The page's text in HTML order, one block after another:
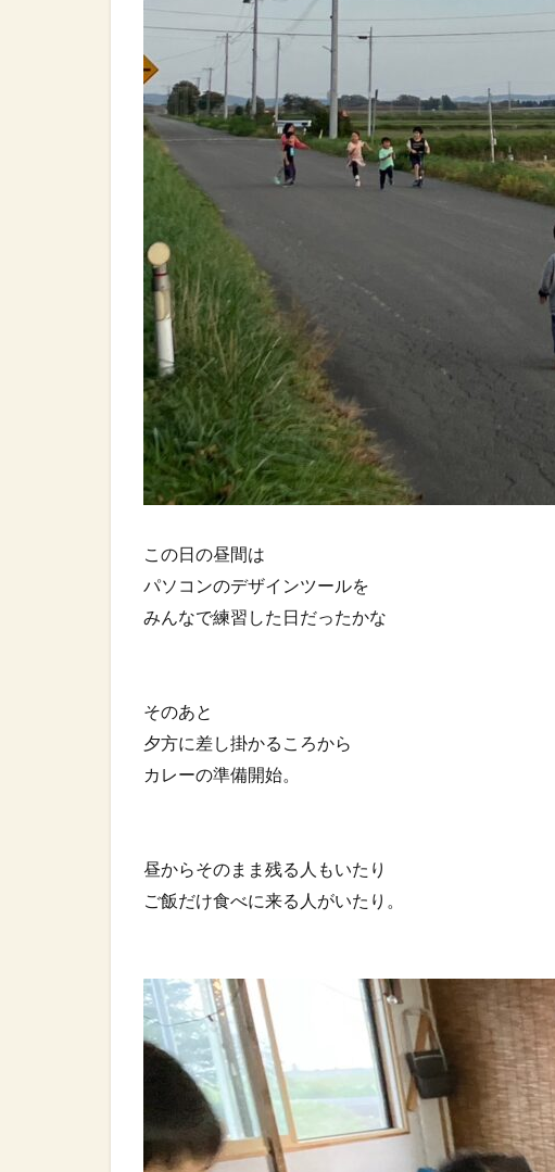
この日の昼間は⁡
パソコンのデザインツールを⁡
みんなで練習した日だったかな⁡
そのあと⁡
夕方に差し掛かるころから⁡
カレーの準備開始。⁡
昼からそのまま残る人もいたり⁡
ご飯だけ食べに来る人がいたり。⁡